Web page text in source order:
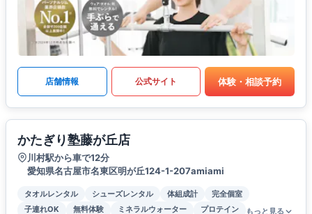
店舗情報 公式サイト 体験・相談予約
かたぎり塾藤が丘店
川村駅から車で12分
愛知県名古屋市名東区明が丘124-1-207amiami
タオルレンタル シューズレンタル 体組成計
完全個室
子連れOK
無料体験 ミネラルウォーター プロテイン もっと見る